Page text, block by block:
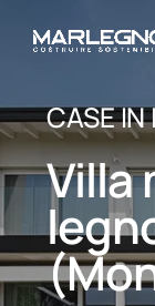
Cosa
Contatti
CASE IN
Villa